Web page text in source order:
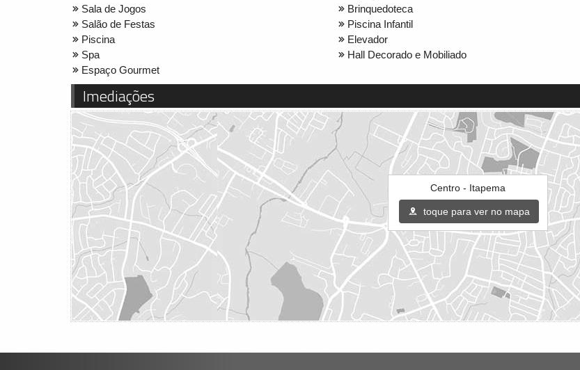
Sala de Jogos
Salão de Festas
Piscina
Spa
Espaço Gourmet
Brinquedoteca
Piscina Infantil
Elevador
Hall Decorado e Mobiliado
Imediações
Centro - Itapema
toque para ver no mapa